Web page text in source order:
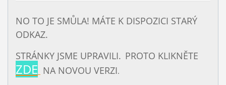
NO TO JE SMŮLA! MÁTE K DISPOZICI STARÝ
ODKAZ.
STRÁNKY JSME UPRAVILI. PROTO KLIKNĚTE
ZDE NA NOVOU VERZI.